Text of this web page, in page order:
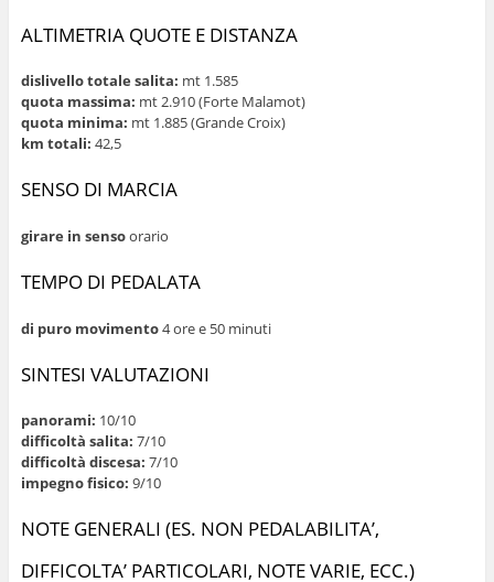
ALTIMETRIA QUOTE E DISTANZA
dislivello totale salita: mt 1.585
quota massima: mt 2.910 (Forte Malamot)
quota minima: mt 1.885 (Grande Croix)
km totali: 42,5
SENSO DI MARCIA
girare in sensoorario
TEMPO DI PEDALATA
di puro movimento4 ore e 50 minuti
SINTESI VALUTAZIONI
panorami: 10/10
difficoltà salita: 7/10
difficoltà discesa: 7/10
impegno fisico: 9/10
NOTE GENERALI (ES. NON PEDALABILITA’,
DIFFICOLTA’ PARTICOLARI, NOTE VARIE, ECC.)